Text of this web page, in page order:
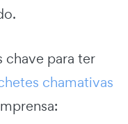
para ter
chamativas